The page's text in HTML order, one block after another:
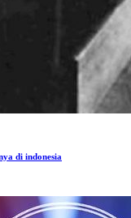
di indonesia